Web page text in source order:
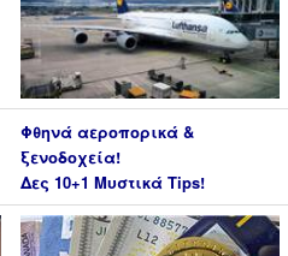
Φθηνά αεροπορικά &
ξενοδοχεία!
Δες 10+1 Μυστικά Tips!